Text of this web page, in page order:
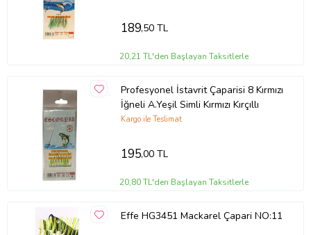
189,50 TL
20,21 TL'den Başlayan Taksitlerle
Profesyonel İstavrit Çaparisi 8 Kırmızı
İğneli A.Yeşil Simli Kırmızı Kırçıllı
Kargo ile Teslimat
195,00 TL
20,80 TL'den Başlayan Taksitlerle
Effe HG3451 Mackarel Çapari NO:11